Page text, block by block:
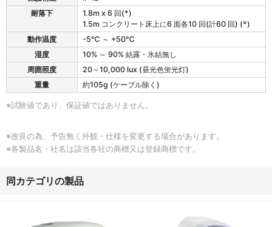
耐落下
1.8m x 6 回(*)
1.5m コンクリート床上に6 面各10 回(計60 回) (*)
動作温度
-5℃ ～ +50℃
湿度
10% ～ 90% 結露・氷結無し
周囲照度
20～10,000 lux (昼光色蛍光灯)
重量
約105g (ケーブル除く)
※試験値であり、保証値ではありません。
※改良の為、予告無く外観・仕様を変更する場合があります。
※各製品名・社名は該当各社の商標又は登録商標です。
同カテゴリの製品